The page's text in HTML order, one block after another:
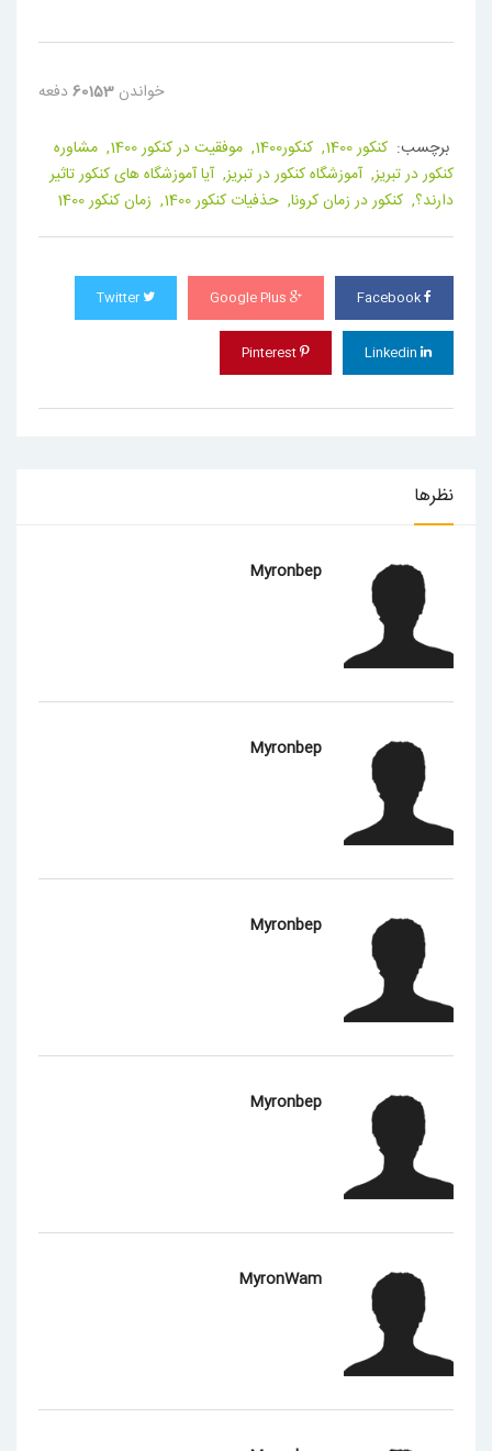
خواندن 60153 دفعه
برچسب: کنکور 1400, کنکور1400, موفقیت در کنکور 1400,
مشاوره
کنکور در تبریز, آموزشگاه کنکور در تبریز, آیا آموزشگاه های کنکور تاثیر
دارند؟, کنکور در زمان کرونا, حذفیات کنکور 1400, زمان کنکور 1400
نظرها
Myronbep
Myronbep
Myronbep
Myronbep
MyronWam